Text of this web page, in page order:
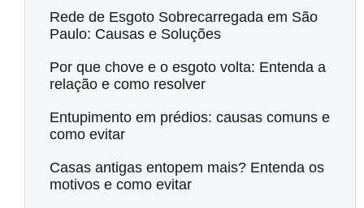
Rede de Esgoto Sobrecarregada em São
Paulo: Causas e Soluções
Por que chove e o esgoto volta: Entenda a
relação e como resolver
Entupimento em prédios: causas comuns e
como evitar
Casas antigas entopem mais? Entenda os
motivos e como evitar